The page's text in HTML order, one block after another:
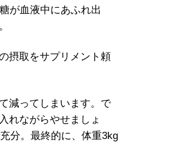
が血液中にあふれ出
摂取をサプリメント頼
減ってしまいます。で
れながらやせましょ
分。最終的に、体重3kg